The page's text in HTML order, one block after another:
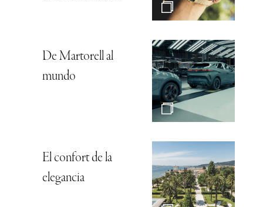
De Martorell al
mundo
El confort de la
elegancia